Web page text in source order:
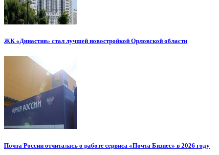
ЖК «Династия» стал лучшей новостройкой Орловской области
Почта России отчиталась о работе сервиса «Почта Бизнес» в 2026 году